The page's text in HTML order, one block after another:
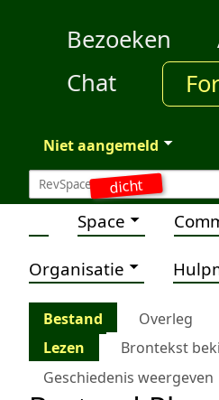
dicht
Bezoeken
Chat
Niet aangemeld
Space
Organisatie
Bestand Overleg
Lezen
Brontekst
Geschiedenis weergeven